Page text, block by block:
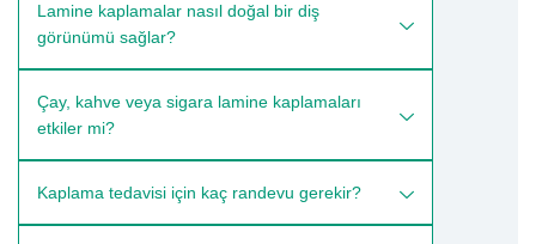
Lamine kaplamalar nasıl doğal bir diş
görünümü sağlar?
Çay, kahve veya sigara lamine kaplamaları
etkiler mi?
Kaplama tedavisi için kaç randevu gerekir?